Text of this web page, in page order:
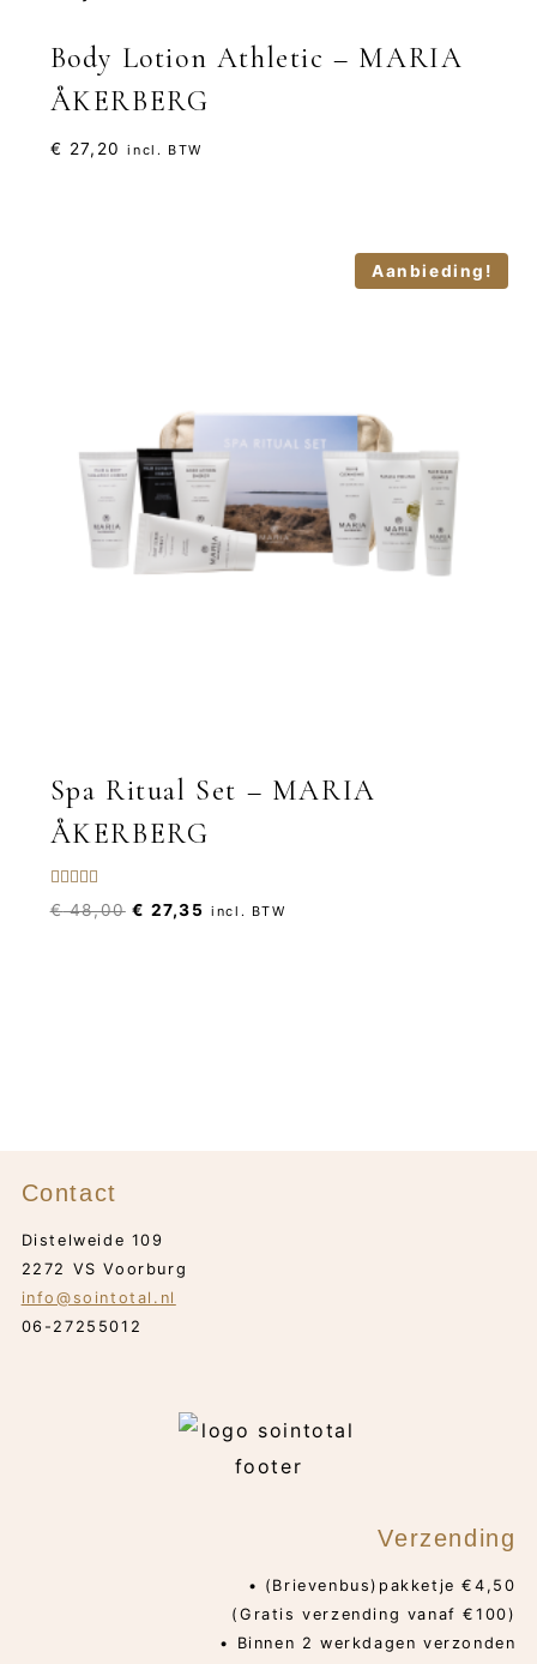
Body Lotion Athletic – MARIA
ÅKERBERG
€ 27,20 incl. BTW
Aanbieding!
Spa Ritual Set – MARIA
ÅKERBERG
Gewaardeerd
5.00
€48,00 Oorspronkelijke
€ 27,35 Huidige
incl. BTW
Contact
Distelweide 109
2272 VS Voorburg
info@sointotal.nl
06-27255012
Verzending
• (Brievenbus)pakketje €4,50
(Gratis verzending vanaf €100)
• Binnen 2 werkdagen verzonden